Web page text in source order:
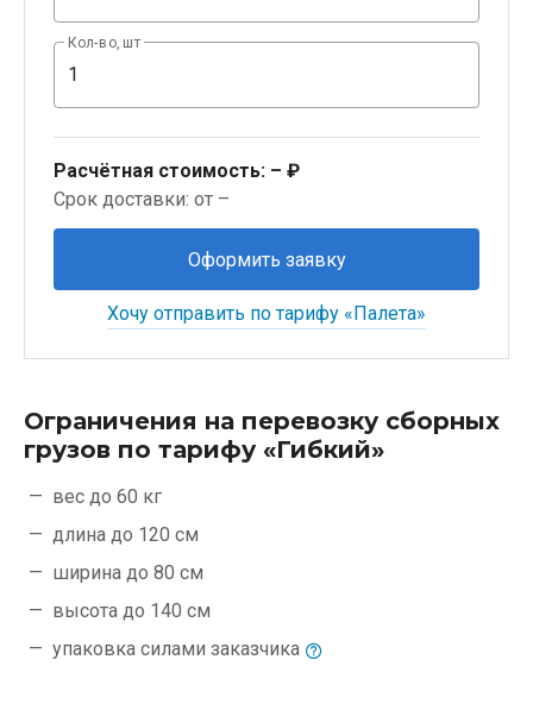
Кол-во, шт
Расчётная стоимость: – ₽
Срок доставки: от –
Оформить заявку
Хочу отправить по тарифу «Палета»
Ограничения на перевозку сборных
грузов по тарифу «Гибкий»
вес до 60 кг
длина до 120 см
ширина до 80 см
высота до 140 см
упаковка силами заказчика